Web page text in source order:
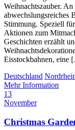
Weihnachtszauber.
abwechslungsreiches
Stimmung. Speziell
Aktionen zum
Geschichten erzählt
Eisstockbahnen,
Deutschland
Mehr Information
13
November
Christmas